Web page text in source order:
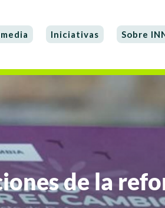
Iniciativas Sobre
de la